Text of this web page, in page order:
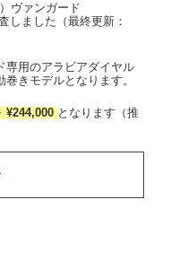
ヴァンガード
しました（最終更新：
専用のアラビアダイヤル
きモデルとなります。
¥244,000 となります（推